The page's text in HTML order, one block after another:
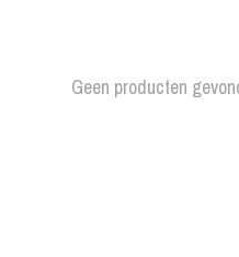
Geen producten